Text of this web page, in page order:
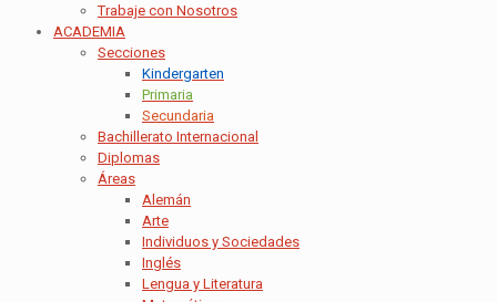
Trabaje con Nosotros
ACADEMIA
Secciones
Kindergarten
Primaria
Secundaria
Bachillerato Internacional
Diplomas
Áreas
Alemán
Arte
Individuos y Sociedades
Inglés
Lengua y Literatura